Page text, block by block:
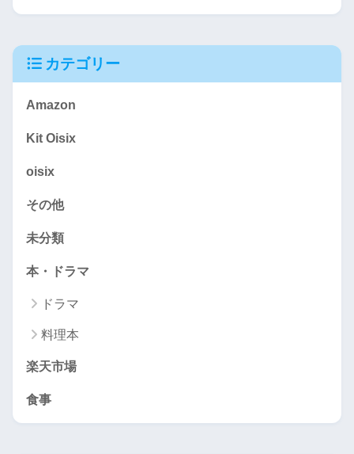
カテゴリー
Amazon
Kit Oisix
oisix
その他
未分類
本・ドラマ
ドラマ
料理本
楽天市場
食事